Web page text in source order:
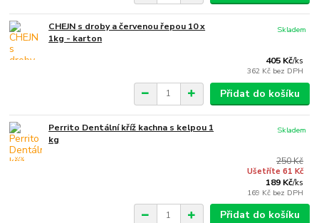
CHEJN s droby a červenou řepou 10 x
1kg - karton
405 Kč/ks
362 Kč bez DPH
Skladem
Přidat do košíku
Perrito Dentální kříž kachna s kelpou 1
kg
250 Kč
Ušetříte 61 Kč
189 Kč/ks
169 Kč bez DPH
Skladem
Přidat do košíku